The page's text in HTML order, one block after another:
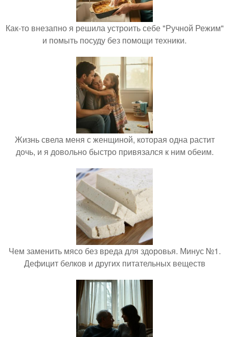
Как-то внезапно я решила устроить себе "Ручной Режим"
и помыть посуду без помощи техники.
Жизнь свела меня с женщиной, которая одна растит
дочь, и я довольно быстро привязался к ним обеим.
Чем заменить мясо без вреда для здоровья. Минус №1.
Дефицит белков и других питательных веществ